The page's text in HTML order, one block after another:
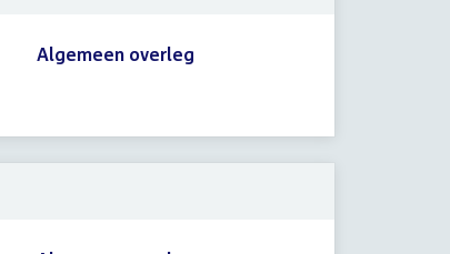
Algemeen overleg